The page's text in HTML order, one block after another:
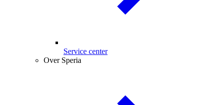
Service center
Over Speria